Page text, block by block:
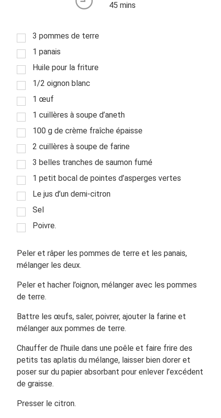
45 mins
3 pommes de terre
1 panais
Huile pour la friture
1/2 oignon blanc
1 œuf
1 cuillères à soupe d’aneth
100 g de crème fraîche épaisse
2 cuillères à soupe de farine
3 belles tranches de saumon fumé
1 petit bocal de pointes d’asperges vertes
Le jus d’un demi-citron
Sel
Poivre.
Peler et râper les pommes de terre et les panais,
mélanger les deux.
Peler et hacher l’oignon, mélanger avec les pommes
de terre.
Battre les œufs, saler, poivrer, ajouter la farine et
mélanger aux pommes de terre.
Chauffer de l’huile dans une poêle et faire frire des
petits tas aplatis du mélange, laisser bien dorer et
poser sur du papier absorbant pour enlever l’excédent
de graisse.
Presser le citron.